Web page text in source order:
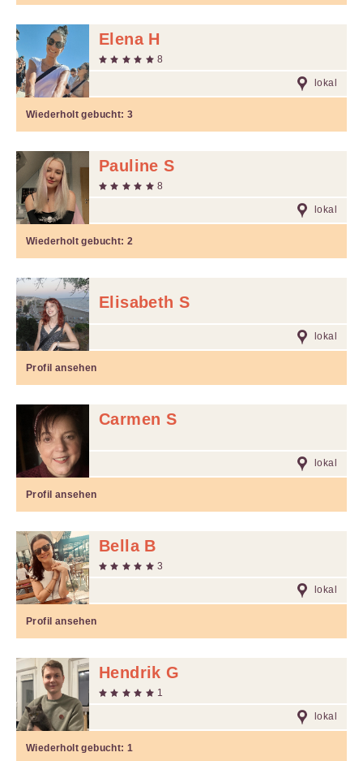
Elena H
8
lokal
Wiederholt gebucht:3
Pauline S
8
lokal
Wiederholt gebucht:2
Elisabeth S
lokal
Profil ansehen
Carmen S
lokal
Profil ansehen
Bella B
3
lokal
Profil ansehen
Hendrik G
1
lokal
Wiederholt gebucht:1